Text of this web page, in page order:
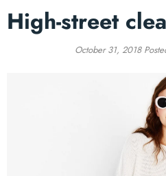
High-street
October 31, 2018